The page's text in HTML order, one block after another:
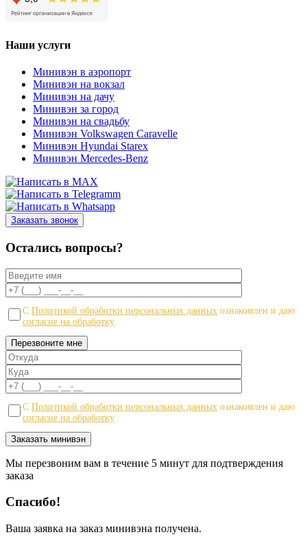
Наши услуги
Минивэн в аэропорт
Минивэн на вокзал
Минивэн на дачу
Минивэн за город
Минивэн на свадьбу
Минивэн Volkswagen Caravelle
Минивэн Hyundai Starex
Минивэн Mercedes-Benz
Заказать звонок
Остались вопросы?
С Политикой обработки персональных данных ознакомлен и даю
согласие на обработку
С Политикой обработки персональных данных ознакомлен и даю
согласие на обработку
Мы перезвоним вам в течение 5 минут для подтверждения
заказа
Спасибо!
Ваша заявка на заказ минивэна получена.